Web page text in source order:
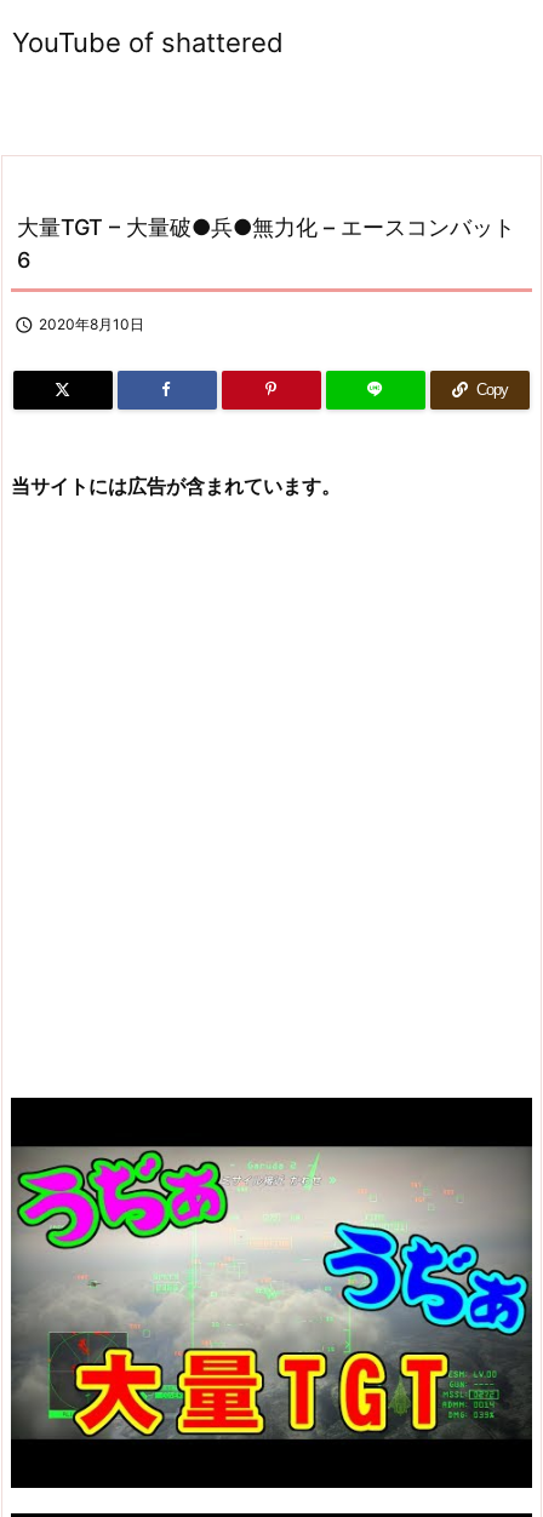
YouTube of shattered
大量TGT – 大量破●兵●無力化 – エースコンバット
6
 2020年8月10日
Copy
当サイトには広告が含まれています。